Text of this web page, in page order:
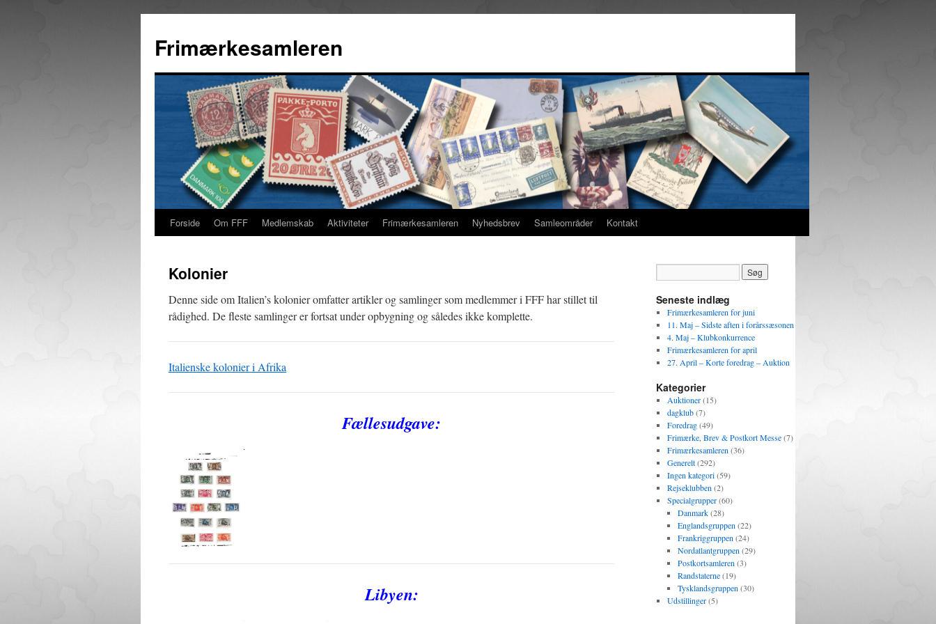
indhold
Frimærkesamleren
Forside Om FFF Medlemskab Aktiviteter Frimærkesamleren Nyhedsbrev Samleområder Kontakt
Kolonier
Denne side om Italien’s kolonier omfatter artikler og samlinger som medlemmer i FFF har stillet til
rådighed. De fleste samlinger er fortsat under opbygning og således ikke komplette.
Italienske kolonier i Afrika
Fællesudgave:
Libyen:
Seneste indlæg
Frimærkesamleren for juni
11. Maj – Sidste aften i forårssæsonen
4. Maj – Klubkonkurrence
Frimærkesamleren for april
27. April – Korte foredrag – Auktion
Kategorier
Auktioner(15)
dagklub(7)
Foredrag(49)
Frimærke, Brev & Postkort Messe(7)
Frimærkesamleren (36)
Generelt(292)
Ingen kategori(59)
Rejseklubben (2)
Specialgrupper(60)
Danmark(28)
Englandsgruppen (22)
Frankriggruppen (24)
Nordatlantgruppen (29)
Postkortsamleren (3)
Randstaterne(19)
Tysklandsgruppen (30)
Udstillinger(5)